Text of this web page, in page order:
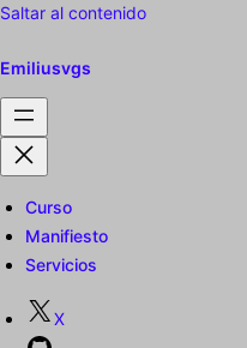
Saltar al contenido
Emiliusvgs
Curso
Manifiesto
Servicios
X